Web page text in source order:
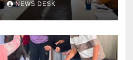
NEWS DESK